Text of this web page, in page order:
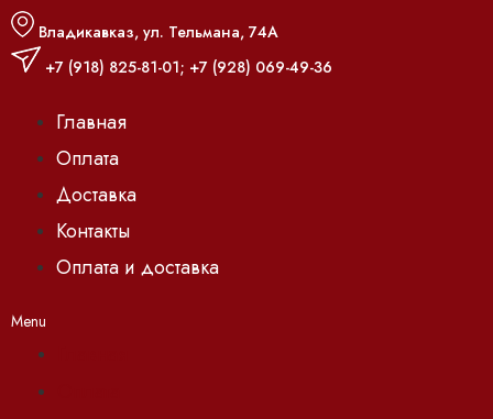
Владикавказ, ул. Тельмана, 74А
+7 (918) 825-81-01; +7 (928) 069-49-36
Главная
Оплата
Доставка
Контакты
Оплата и доставка
Menu